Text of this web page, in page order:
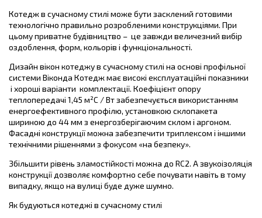
Котедж в сучасному стилі може бути засклений готовими
технологічно правильно розробленими конструкціями. При
цьому приватне будівництво – це завжди величезний вибір
оздоблення, форм, кольорів і функціональності.
Дизайн вікон котеджу в сучасному стилі на основі профільної
системи Віконда Котедж має високі експлуатаційні показники
і хороші варіанти комплектації. Коефіцієнт опору
теплопередачі 1,45 м²C / Вт забезпечується використанням
енергоефективного профілю, установкою склопакета
шириною до 44 мм з енергозберігаючим склом і аргоном.
Фасадні конструкції можна забезпечити триплексом і іншими
технічними рішеннями з фокусом «на безпеку».
Збільшити рівень зламостійкості можна до RC2. А звукоізоляція
конструкції дозволяє комфортно себе почувати навіть в тому
випадку, якщо на вулиці буде дуже шумно.
Як будуються котеджі в сучасному стилі